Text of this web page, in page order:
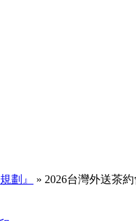
劃』
» 2026台灣外送茶約